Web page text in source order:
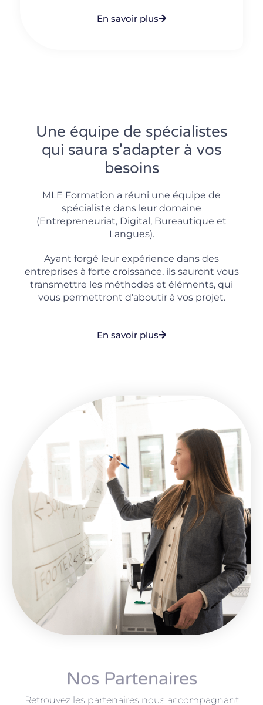
En savoir plus
Une équipe de spécialistes
qui saura s'adapter à vos
besoins
MLE Formation a réuni une équipe de
spécialiste dans leur domaine
(Entrepreneuriat, Digital, Bureautique et
Langues).
Ayant forgé leur expérience dans des
entreprises à forte croissance, ils sauront vous
transmettre les méthodes et éléments, qui
vous permettront d’aboutir à vos projet.
En savoir plus
Nos Partenaires
Retrouvez les partenaires nous accompagnant